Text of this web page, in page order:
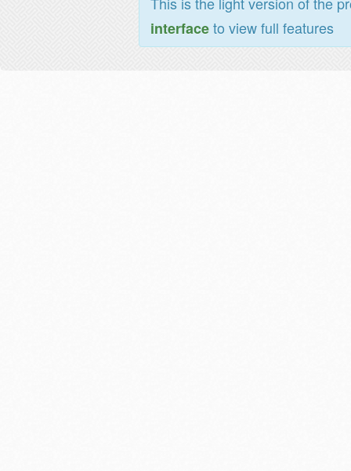
interfaceto view full features